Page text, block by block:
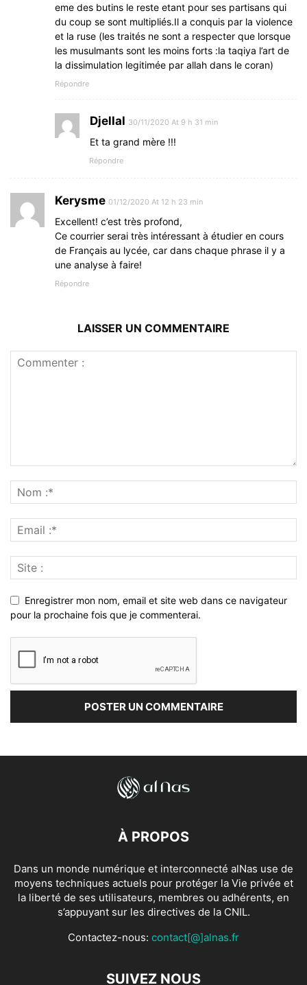
eme des butins le reste etant pour ses partisans qui
du coup se sont multipliés.Il a conquis par la violence
et la ruse (les traités ne sont a respecter que lorsque
les musulmants sont les moins forts :la taqiya l’art de
la dissimulation legitimée par allah dans le coran)
Répondre
Djellal 30/11/2020 At 9 h 31 min
Et ta grand mère !!!
Répondre
Kerysme 01/12/2020 At 12 h 23 min
Excellent! c’est très profond,
Ce courrier serai très intéressant à étudier en cours
de Français au lycée, car dans chaque phrase il y a
une analyse à faire!
Répondre
LAISSER UN COMMENTAIRE
Enregistrer mon nom, email et site web dans ce navigateur
pour la prochaine fois que je commenterai.
À PROPOS
Dans un monde numérique et interconnecté alNas use de
moyens techniques actuels pour protéger la Vie privée et
la liberté de ses utilisateurs, membres ou adhérents, en
s’appuyant sur les directives de la CNIL.
Contactez-nous: contact[@]alnas.fr
SUIVEZ NOUS